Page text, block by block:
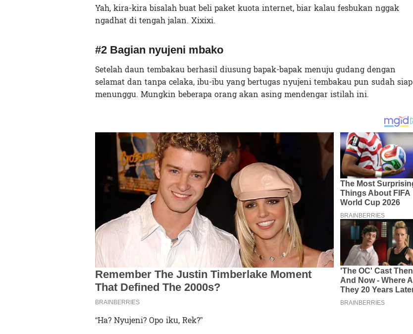
Yah, kira-kira bisalah buat beli paket kuota internet, biar kalau fesbukan nggak
ngadhat di tengah jalan. Xixixi.
#2 Bagian nyujeni mbako
Setelah daun tembakau berhasil diusung bapak-bapak menuju gudang dengan
selamat dan tanpa celaka, ibu-ibu yang bertugas nyujeni tembakau pun sudah siap
menunggu. Mungkin beberapa orang akan asing mendengar istilah ini.
“Ha? Nyujeni? Opo iku, Rek?”